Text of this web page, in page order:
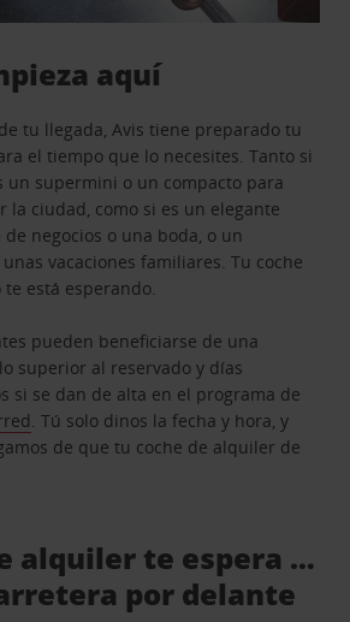
aquí
tu llegada, Avis tiene preparado tu
el tiempo que lo necesites. Tanto si
un supermini o un compacto para
la ciudad, como si es un elegante
negocios o una boda, o un
vacaciones familiares. Tu coche
está esperando.
pueden beneficiarse de una
superior al reservado y días
si se dan de alta en el programa de
. Tú solo dinos la fecha y hora, y
de que tu coche de alquiler de
alquiler te espera …
por delante